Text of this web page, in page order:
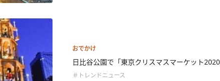
おでかけ
日比谷公園で「東京クリスマスマーケット
＃トレンドニュース